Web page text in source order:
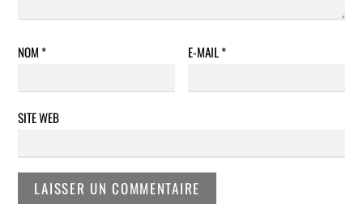
NOM* E-MAIL*
SITE WEB